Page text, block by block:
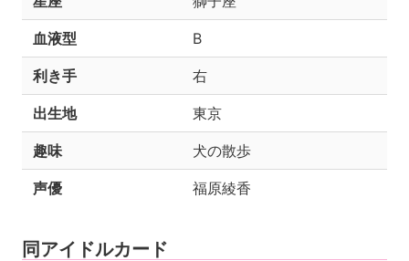
血液型 B
利き手 右
出生地 東京
趣味 犬の散歩
声優 福原綾香
同アイドルカード